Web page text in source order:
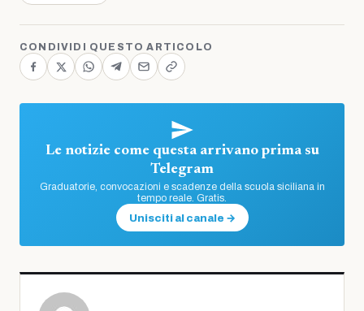
CONDIVIDI QUESTO ARTICOLO
Le notizie come questa arrivano prima su
Telegram
Graduatorie, convocazioni e scadenze della scuola siciliana in
tempo reale. Gratis.
Unisciti al canale →